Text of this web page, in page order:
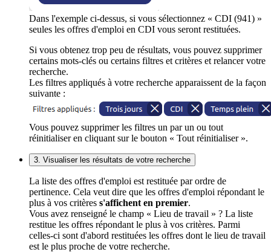
Dans l'exemple ci-dessus, si vous sélectionnez « CDI (941) »
seules les offres d'emploi en CDI vous seront restituées.
Si vous obtenez trop peu de résultats, vous pouvez supprimer
certains mots-clés ou certains filtres et critères et relancer votre
recherche.
Les filtres appliqués à votre recherche apparaissent de la façon
suivante :
Vous pouvez supprimer les filtres un par un ou tout
réinitialiser en cliquant sur le bouton « Tout réinitialiser ».
3. Visualiser les résultats de votre recherche
La liste des offres d'emploi est restituée par ordre de
pertinence. Cela veut dire que les offres d'emploi répondant le
plus à vos critères s'affichent en premier.
Vous avez renseigné le champ « Lieu de travail » ? La liste
restitue les offres répondant le plus à vos critères. Parmi
celles-ci sont d'abord restituées les offres dont le lieu de travail
est le plus proche de votre recherche.